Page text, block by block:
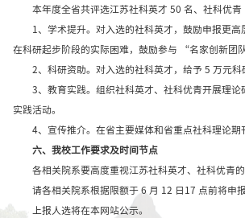
1、理论功底扎实，学术
2、近 5 年在核心期刊及
3、主持省部级及以上课
4、承担省委、省政府下
重大决策采纳应用。
（三）以上条件，均须附